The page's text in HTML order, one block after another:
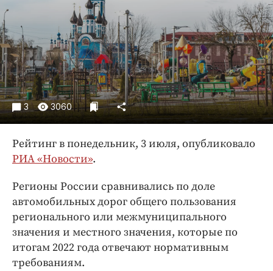
Недвижимость и ЖКХ
Образование
Общество
Погода
Праздники
Происшествия
Спорт
Экономика и бизнес
ПРОЕКТЫ
Блоги
Издания
Медиаперсона
Интересное чтиво
Клиника года
3 3060
Рейтинг в понедельник, 3 июля, опубликовало
РИА «Новости».
Регионы России сравнивались по доле
автомобильных дорог общего пользования
регионального или межмуниципального
значения и местного значения, которые по
итогам 2022 года отвечают нормативным
требованиям.